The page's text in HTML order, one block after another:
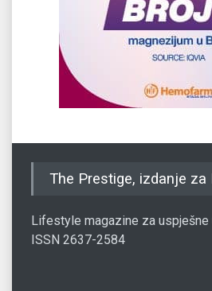
The Prestige, izdanje za
Lifestyle magazine za
ISSN 2637-2584